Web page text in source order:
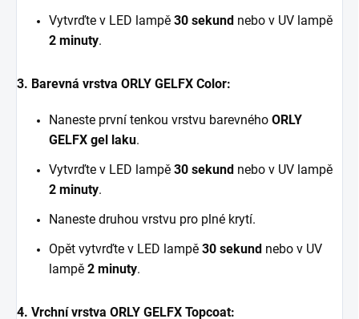
Vytvrďte v LED lampě 30 sekund nebo v UV lampě
2 minuty.
3. Barevná vrstva ORLY GELFX Color:
Naneste první tenkou vrstvu barevného ORLY
GELFX gel laku.
Vytvrďte v LED lampě 30 sekund nebo v UV lampě
2 minuty.
Naneste druhou vrstvu pro plné krytí.
Opět vytvrďte v LED lampě 30 sekund nebo v UV
lampě 2 minuty.
4. Vrchní vrstva ORLY GELFX Topcoat: